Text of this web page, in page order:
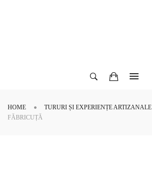
HOME TURURI ȘI EXPERIENȚE ARTIZANALE
FĂBRICUȚĂ